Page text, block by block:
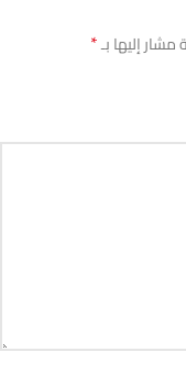
مشار إليها بـ*